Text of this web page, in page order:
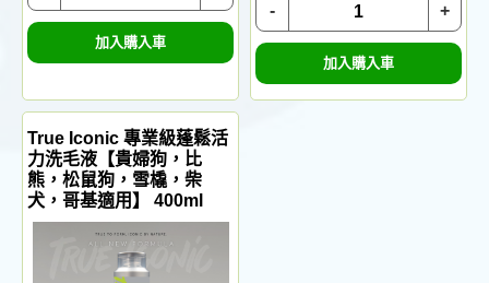
加入購入車
+
-
加入購入車
True Iconic 專業級蓬鬆活
力洗毛液【貴婦狗，比
熊，松鼠狗，雪橇，柴
犬，哥基適用】 400ml